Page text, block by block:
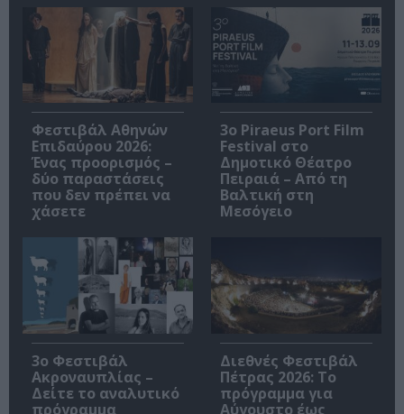
Φεστιβάλ Αθηνών
Επιδαύρου 2026:
Ένας προορισμός –
δύο παραστάσεις
που δεν πρέπει να
χάσετε
3o Piraeus Port Film
Festival στο
Δημοτικό Θέατρο
Πειραιά – Από τη
Βαλτική στη
Μεσόγειο
3ο Φεστιβάλ
Ακροναυπλίας –
Δείτε το αναλυτικό
πρόγραμμα
Διεθνές Φεστιβάλ
Πέτρας 2026: Το
πρόγραμμα για
Αύγουστο έως